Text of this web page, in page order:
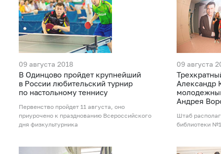
09 августа 2018
В Одинцово пройдет крупнейший
в России любительский турнир
по настольному теннису
Первенство пройдет 11 августа, оно
приурочено к празднованию Всероссийского
дня физкультурника
09 августа
Александр
Андрея
Штаб
библиотеки №1